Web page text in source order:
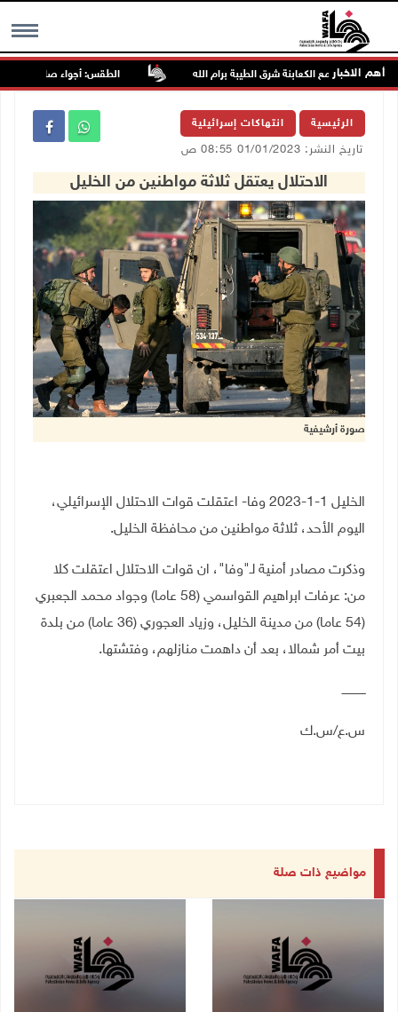
MENU أهم الاخبار
تجمع الكعابنة شرق الطيبة برام الله الطقس: أجواء صافية صيفية
الرئيسية انتهاكات إسرائيلية
تاريخ النشر: 01/01/2023 08:55 ص
الاحتلال يعتقل ثلاثة مواطنين من الخليل
صورة أرشيفية
الخليل 1-1-2023 وفا- اعتقلت قوات الاحتلال الإسرائيلي،
اليوم الأحد، ثلاثة مواطنين من محافظة الخليل.
وذكرت مصادر أمنية لـ"وفا"، ان قوات الاحتلال اعتقلت كلا
من: عرفات ابراهيم القواسمي (58 عاما) وجواد محمد الجعبري
(54 عاما) من مدينة الخليل، وزياد العجوري (36 عاما) من بلدة
بيت أمر شمالا، بعد أن داهمت منازلهم، وفتشتها.
ـــــــــــــ
س.ع/س.ك
مواضيع ذات صلة